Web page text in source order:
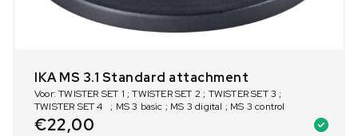
IKA MS 3.1 Standard attachment
Voor: TWISTER SET 1 ; TWISTER SET 2 ; TWISTER SET 3 ;
TWISTER SET 4 ; MS 3 basic ; MS 3 digital ; MS 3 control
€22,00